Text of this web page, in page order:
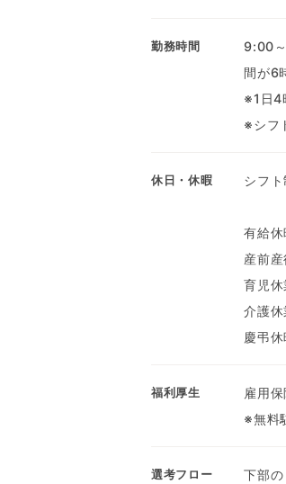
勤務時間
9:00
間が6
※1日4
※シフ
休日・休暇 シフト
有給休
産前
育児休
介護休
慶弔休
福利厚生
雇用
※無料
選考フロー
下部の